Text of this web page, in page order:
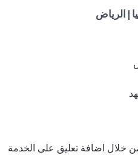
خلال اضافة تعليق على الخدمة